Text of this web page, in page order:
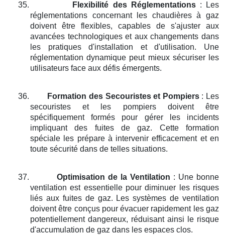
35. Flexibilité des Réglementations: Les
réglementations concernant les chaudières à gaz
doivent être flexibles, capables de s'ajuster aux
avancées technologiques et aux changements dans
les pratiques d'installation et d'utilisation. Une
réglementation dynamique peut mieux sécuriser les
utilisateurs face aux défis émergents.
36. Formation des Secouristes et Pompiers: Les
secouristes et les pompiers doivent être
spécifiquement formés pour gérer les incidents
impliquant des fuites de gaz. Cette formation
spéciale les prépare à intervenir efficacement et en
toute sécurité dans de telles situations.
37. Optimisation de la Ventilation : Une bonne
ventilation est essentielle pour diminuer les risques
liés aux fuites de gaz. Les systèmes de ventilation
doivent être conçus pour évacuer rapidement les gaz
potentiellement dangereux, réduisant ainsi le risque
d'accumulation de gaz dans les espaces clos.